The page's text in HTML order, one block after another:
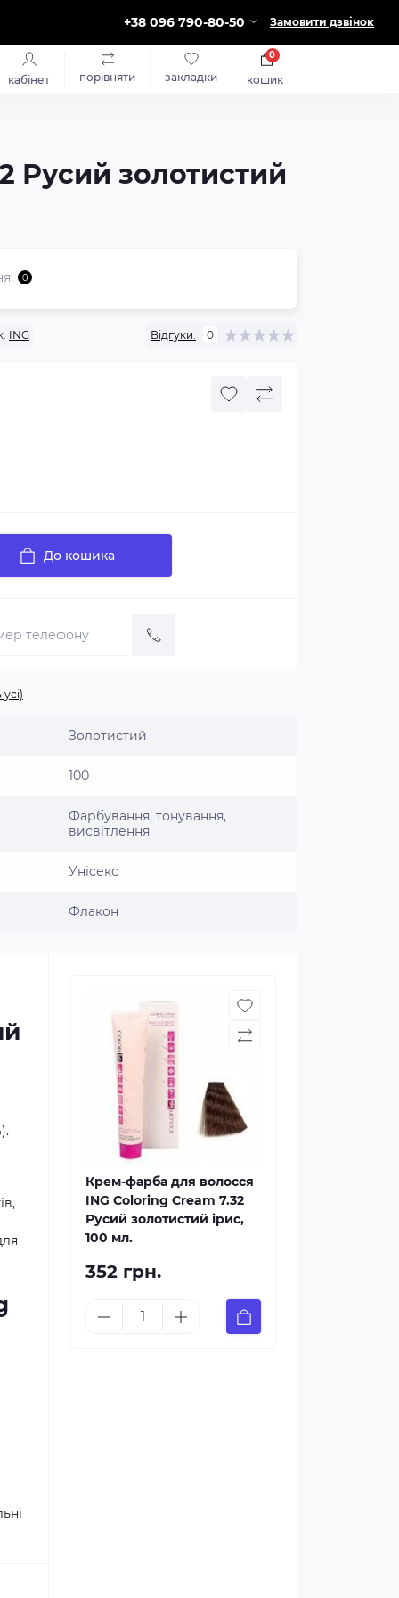
+38 096 790-80-50 Замовити дзвінок
кабінет порівняти закладки кошик
0
Русий золотистий
0
ING Відгуки: 0
До кошика
Золотистий
100
Фарбування, тонування,
висвітлення
Унісекс
Флакон
Крем-фарба для волосся
ING Coloring Cream 7.32
Русий золотистий ірис,
100 мл.
352 грн.